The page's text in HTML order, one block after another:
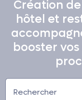
Création
hôtel et
booster
Rechercher